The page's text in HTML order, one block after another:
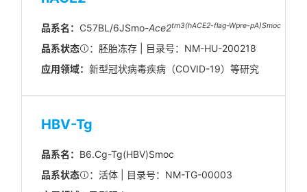
品系名： C57BL/6JSmo-Ace2tm3(hACE2-flag-Wpre-pA)Smoc
品系状态
：胚胎冻存 | 目录号：NM-HU-200218
应用领域：新型冠状病毒疾病（COVID-19）等研究
HBV-Tg
品系名： B6.Cg-Tg(HBV)Smoc
品系状态
：活体 | 目录号：NM-TG-00003